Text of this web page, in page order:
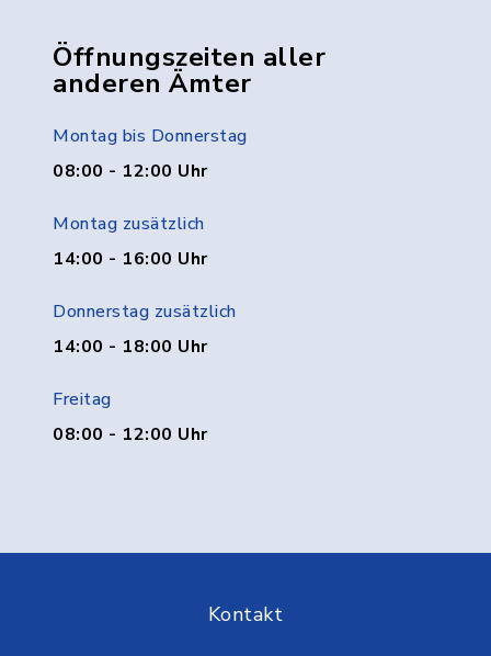
Öffnungszeiten aller
anderen Ämter
Montag bis Donnerstag
08:00 - 12:00 Uhr
Montag zusätzlich
14:00 - 16:00 Uhr
Donnerstag zusätzlich
14:00 - 18:00 Uhr
Freitag
08:00 - 12:00 Uhr
Kontakt